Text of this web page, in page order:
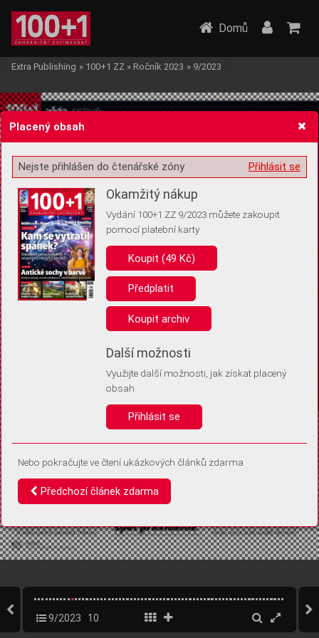
Žádost o souhlas s ukládáním volitelných informací
Pro základní fungování webu nepotřebujeme ukládat žádné informace
(tzv. cookies apod.). Rádi bychom vás ale požádali o souhlas s
uložením volitelných informací:
Anonymní unikátní ID
Díky němu příště poznáme, že se jedná o stejné zařízení, a
Identifikátor je zcela anonymní.
Vaše souhlasy a odmítnutí si ukládáme do vašeho zařízení, abychom se
vás už příště znovu neptali. Můžete je kdykoli později upravit ve Správě
Domů
Extra Publishing » 100+1 ZZ » Ročník 2023 » 9/2023
9/2023 10
Placený obsah
Přihlásit se
Nejste přihlášen do čtenářské zóny
Okamžitý nákup
Vydání 100+1 ZZ 9/2023 můžete zakoupit
pomocí platební karty
Koupit (49 Kč)
Předplatit
Koupit archiv
Další možnosti
Využijte další možnosti, jak získat placený
obsah
Přihlásit se
Nebo pokračujte ve čtení ukázkových článků zdarma
Předchozí článek zdarma